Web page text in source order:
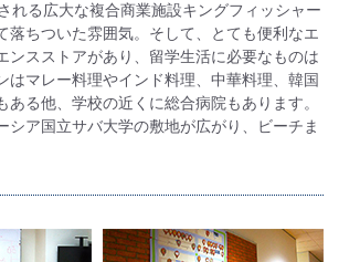
れる広大な複合商業施設キングフィッシャー
ちついた雰囲気。そして、とても便利なエ
ンスストアがあり、留学生活に必要なものは
マレー料理やインド料理、中華料理、韓国
る他、学校の近くに総合病院もあります。
ア国立サバ大学の敷地が広がり、ビーチま